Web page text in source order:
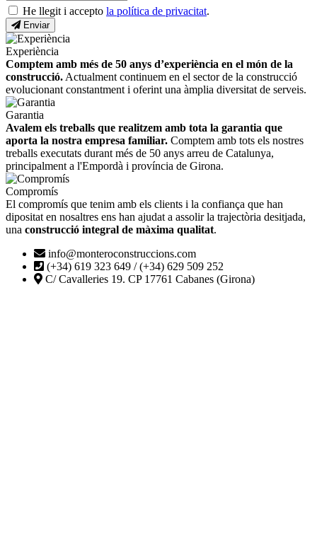
He llegit i accepto la política de privacitat.
Enviar
Experiència
Comptem amb més de 50 anys d’experiència en el món de la
construcció. Actualment continuem en el sector de la construcció
evolucionant constantment i oferint una àmplia diversitat de serveis.
Garantia
Avalem els treballs que realitzem amb tota la garantia que
aporta la nostra empresa familiar. Comptem amb tots els nostres
treballs executats durant més de 50 anys arreu de Catalunya,
principalment a l'Empordà i província de Girona.
Compromís
El compromís que tenim amb els clients i la confiança que han
dipositat en nosaltres ens han ajudat a assolir la trajectòria desitjada,
una construcció integral de màxima qualitat.
info@monteroconstruccions.com
(+34) 619 323 649 / (+34) 629 509 252
C/ Cavalleries 19. CP 17761 Cabanes (Girona)